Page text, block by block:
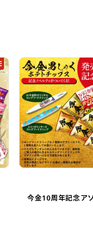
今金10周年記念ア